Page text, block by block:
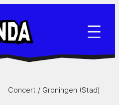
Concert / Groningen (Stad)